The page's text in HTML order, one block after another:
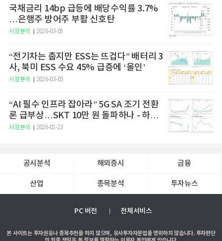
국채금리 14bp 급등에 배당수익률 3.7%
…은행주 방어주 부활 신호탄
시장분석 2026-03-09
“전기차는 춥지만 ESS는 뜨겁다” 배터리 3
사, 북미 ESS 수요 45% 급증에 ‘올인’
시장분석 2026-03-03
“AI 필수 인프라 잡아라” 5G SA 조기 전환
론 급부상…SKT 10만 원 돌파하나 - 하나
증권
시장분석 2026-02-23
공시분석 해외증시 금융
산업 종목분석 투자뉴스
PC 버전 전체서비스
본 사이트는 투자권유나 종목추천을 하지 않으며, 유사투자자문업을 영위하지 않습니다. 투자판단